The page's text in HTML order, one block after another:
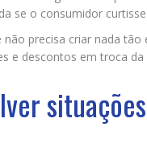
se o consumidor
não precisa criar nada
e descontos em troca